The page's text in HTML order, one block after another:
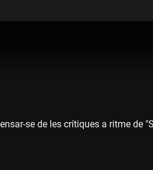
se de les crítiques a ritme de